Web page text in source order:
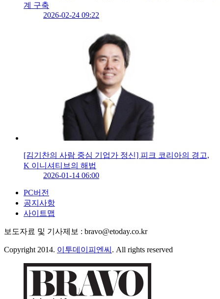
계 구축
2026-02-24 09:22
[김기찬의 사람 중심 기업가 정신] 피크 코리아의 경고,
K 이니셔티브의 해법
2026-01-14 06:00
PC버전
공지사항
사이트맵
보도자료 및 기사제보 : bravo@etoday.co.kr
Copyright 2014. 이투데이피엔씨 . All rights reserved